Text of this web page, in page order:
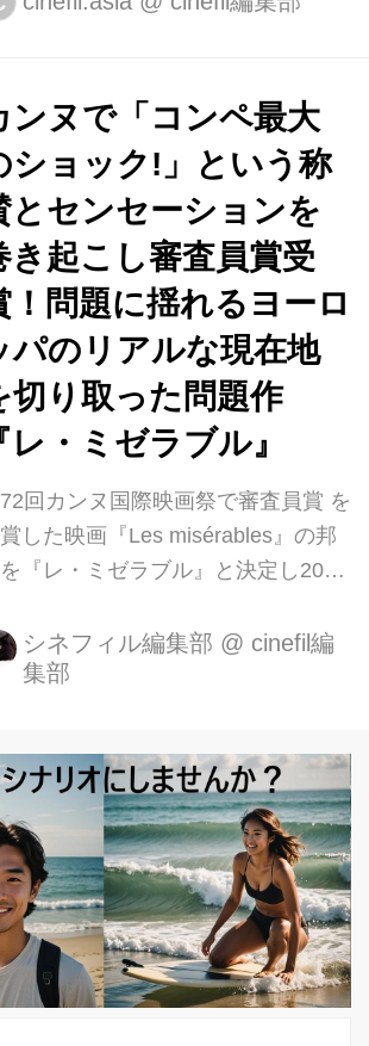
ル・シネマ、ヒューマント
ョーとなります。 タイトルの“レ・
ラブル”とは、フランス語で＜惨め
々＞という意味。 本作は、パリ郊
街モンフェルメイユを舞台に、現
会の闇をリアルに描いていく衝撃
す。監督を務めるラジ・リは物語
台となるこの街に生まれ育ち、今
そこに暮らす注目の新鋭。長編映画
督デビュー作ながら、自身がその街
験してきたことを映画に投影さ
、...
ンヌで「コンペ最大
ショック!」という称
とセンセーションを
き起こし審査員賞受
！問題に揺れるヨーロ
パのリアルな現在地
切り取った問題作
レ・ミゼラブル』
回カンヌ国際映画祭で審査員賞 を
した映画『Les misérables』の邦
『レ・ミゼラブル』と決定し2020
ル・シネマ、 ヒュー マン
ラストシネマ有楽町ほかにて全国公
ブル」の舞台にもなったパリ郊外の
モンフェルメイユ。現在では移民な
低所得層が多く暮らし、激しいデ
衝突が頻繁に起こる貧しい地域と
ています。そこでは出身地や宗教
雑に絡み合い対立するグループが
数存在。それがやがて事件に発展し
シネフィル編集部 @ cinefil編
集部